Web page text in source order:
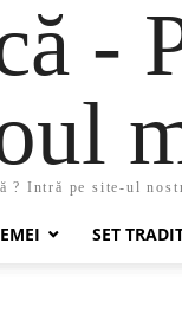
-
? Intră pe site-ul
SET